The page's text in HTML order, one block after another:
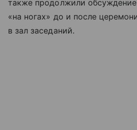
также продолжили
«на ногах» до и после
в зал заседаний.